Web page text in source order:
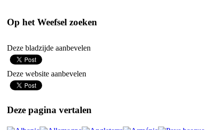
Op het Weefsel zoeken
Deze bladzijde aanbevelen
Deze website aanbevelen
Deze pagina vertalen